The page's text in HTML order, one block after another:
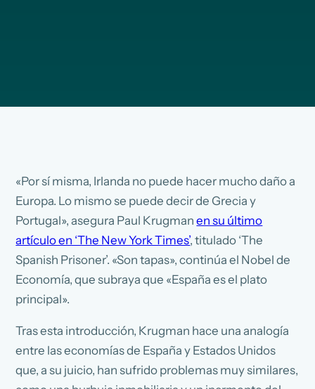
«Por sí misma, Irlanda no puede hacer mucho daño a
Europa. Lo mismo se puede decir de Grecia y
Portugal», asegura Paul Krugmanen su último
artículo en ‘The New York Times’, titulado ‘The
Spanish Prisoner’. «Son tapas», continúa el Nobel de
Economía, que subraya que «España es el plato
principal».
Tras esta introducción, Krugman hace una analogía
entre las economías de España y Estados Unidos
que, a su juicio, han sufrido problemas muy similares,